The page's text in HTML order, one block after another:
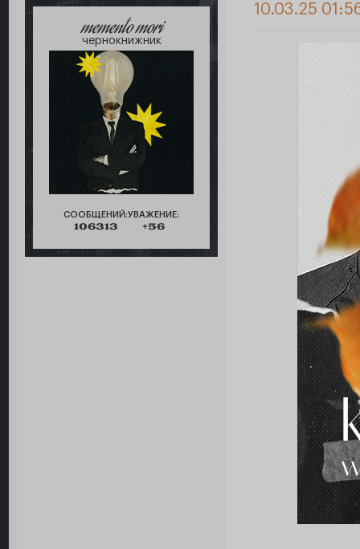
memento mori
чернокнижник
СООБЩЕНИЙ:
106313
УВАЖЕНИЕ:
+56
10.03.25